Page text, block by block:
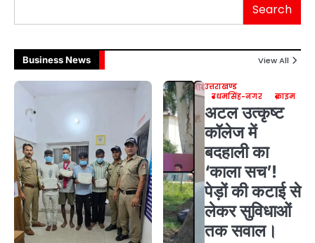
Search
Business News View All
उत्तराखण्ड
उधमसिंह-नगर
क्राइम
अटल उत्कृष्ट
कॉलेज में
बदहाली का
‘काला सच’!
पेड़ों की कटाई से
लेकर सुविधाओं
तक सवाल।